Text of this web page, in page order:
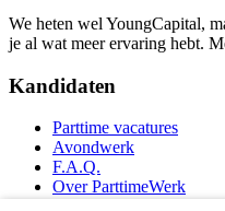
We heten wel YoungCapital,
je al wat meer ervaring hebt.
Kandidaten
Parttime vacatures
Avondwerk
F.A.Q.
Over ParttimeWerk